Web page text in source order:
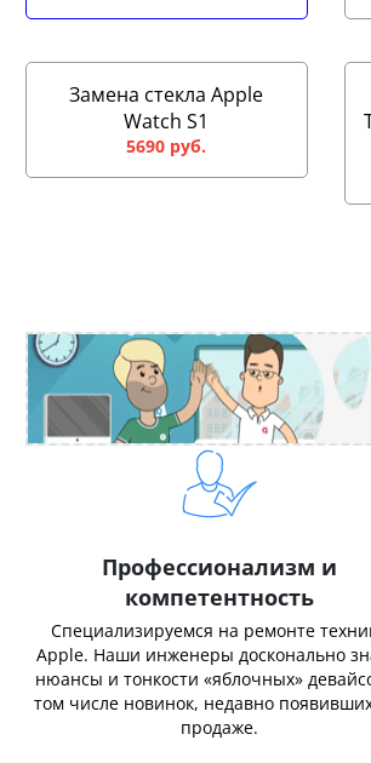
Замена стекла Apple
Watch S1
5690 руб.
Профессионализм и
компетентность
Специализируемся на ремонте
Apple. Наши инженеры досконально
нюансы и тонкости «яблочных»
том числе новинок, недавно
продаже.